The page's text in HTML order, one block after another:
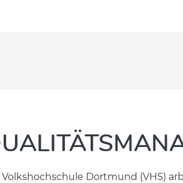
Volkshochschule Dortmund (VHS)